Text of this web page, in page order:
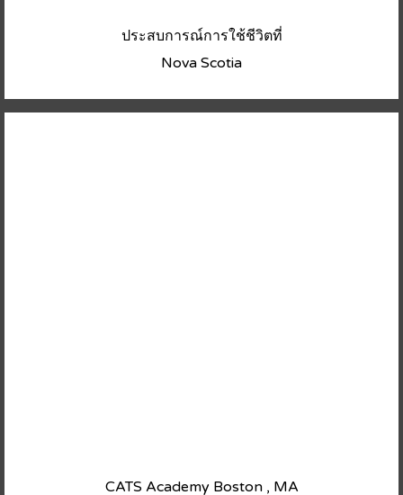
ประสบการณ์การใช้ชีวิตที่
Nova Scotia
CATS Academy Boston , MA